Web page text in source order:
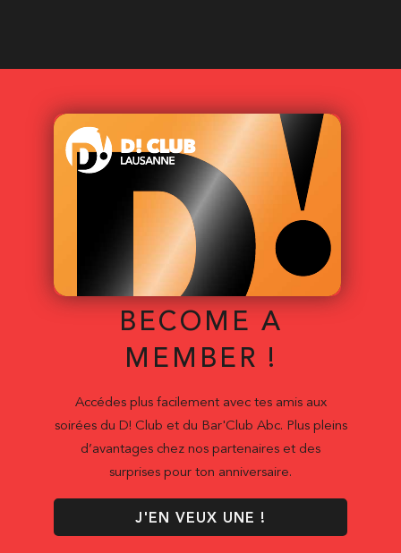
BECOME A
MEMBER !
Accédes plus facilement avec tes amis aux
soirées du D! Club et du Bar'Club Abc. Plus pleins
d’avantages chez nos partenaires et des
surprises pour ton anniversaire.
J'EN VEUX UNE !